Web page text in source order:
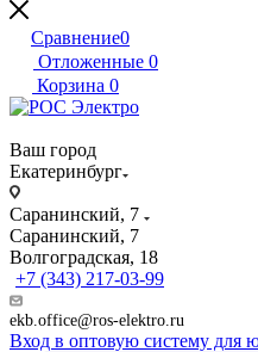
Сравнение0
Отложенные 0
Корзина 0
Ваш город
Екатеринбург
Саранинский, 7
Саранинский, 7
Волгоградская, 18
+7 (343) 217-03-99
ekb.office@ros-elektro.ru
Вход в оптовую систему для